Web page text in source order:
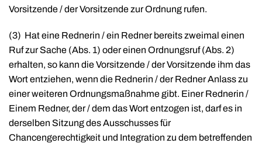
Vorsitzende / der Vorsitzende zur Ordnung rufen.
(3) Hat eine Rednerin / ein Redner bereits zweimal einen
Ruf zur Sache (Abs. 1) oder einen Ordnungsruf (Abs. 2)
erhalten, so kann die Vorsitzende / der Vorsitzende ihm das
Wort entziehen, wenn die Rednerin / der Redner Anlass zu
einer weiteren Ordnungsmaßnahme gibt. Einer Rednerin /
Einem Redner, der / dem das Wort entzogen ist, darf es in
derselben Sitzung des Ausschusses für
Chancengerechtigkeit und Integration zu dem betreffenden